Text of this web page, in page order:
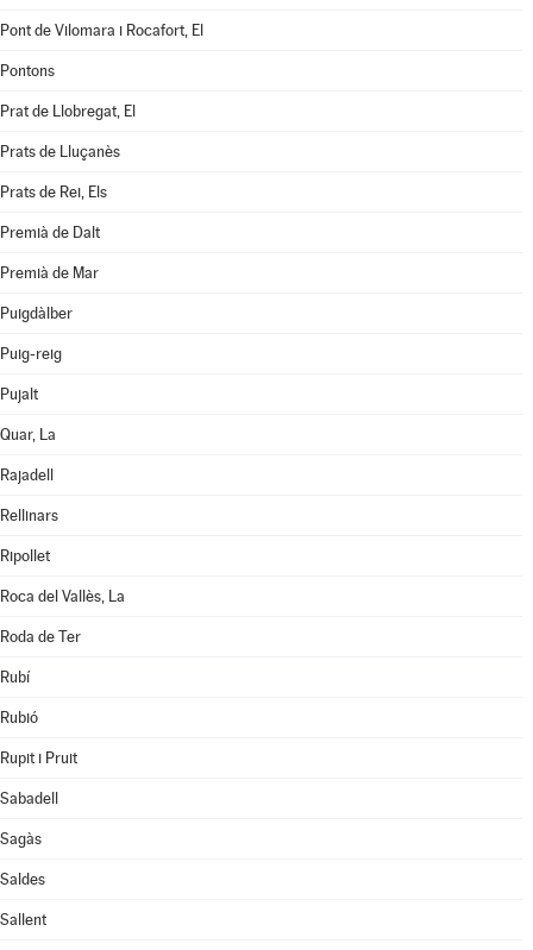
Pont de Vilomara i Rocafort, El
Pontons
Prat de Llobregat, El
Prats de Lluçanès
Prats de Rei, Els
Premià de Dalt
Premià de Mar
Puigdàlber
Puig-reig
Pujalt
Quar, La
Rajadell
Rellinars
Ripollet
Roca del Vallès, La
Roda de Ter
Rubí
Rubió
Rupit i Pruit
Sabadell
Sagàs
Saldes
Sallent